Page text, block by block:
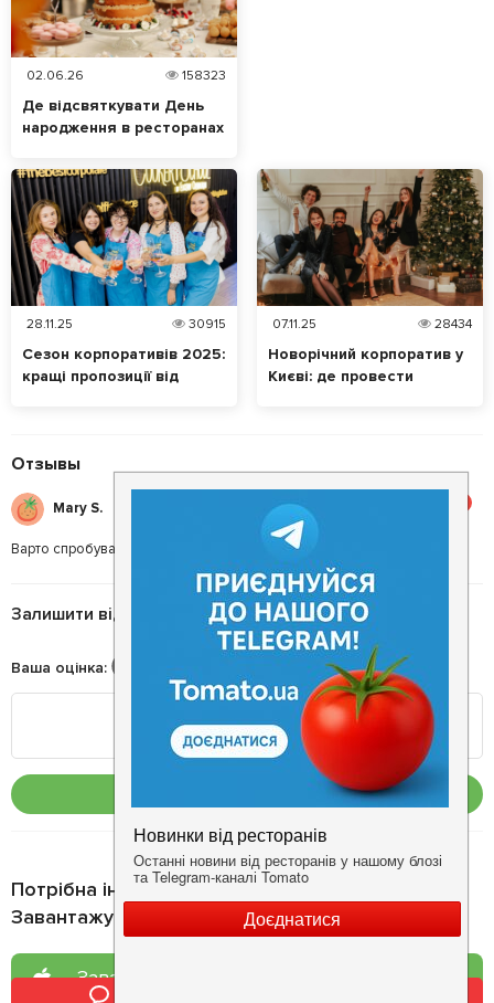
02.06.26 158323
Де відсвяткувати День
народження в ресторанах
28.11.25 30915
Сезон корпоративів 2025:
кращі пропозиції від
07.11.25 28434
Новорічний корпоратив у
Києві: де провести
Отзывы
Mary S.
Варто спробувати такий формат тимбілдингу! 5/5😁
Залишити відгук
Ваша оцінка:
Потрібна інформація про заклад?
Завантажуйте додаток!
Завантажте у